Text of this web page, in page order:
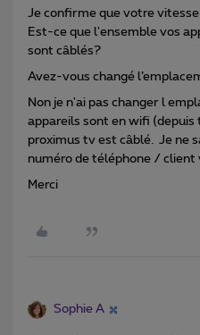
Je confirme que votre vitesse
Est-ce que l'ensemble vos
sont câblés?
Avez-vous changé
Non je n'ai pas changer l
appareils sont en wifi
proximus tv est câblé. Je ne
numéro de téléphone / client
Merci
Sophie A